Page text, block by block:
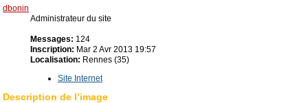
dbonin
Administrateur du site
Messages: 124
Inscription: Mar 2 Avr 2013 19:57
Localisation: Rennes (35)
Site Internet
Description de l’image